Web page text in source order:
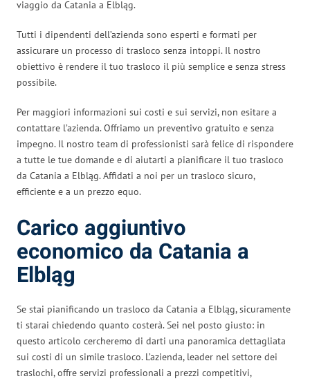
viaggio da Catania a Elbląg.
Tutti i dipendenti dell’azienda sono esperti e formati per
assicurare un processo di trasloco senza intoppi. Il nostro
obiettivo è rendere il tuo trasloco il più semplice e senza stress
possibile.
Per maggiori informazioni sui costi e sui servizi, non esitare a
contattare l’azienda. Offriamo un preventivo gratuito e senza
impegno. Il nostro team di professionisti sarà felice di rispondere
a tutte le tue domande e di aiutarti a pianificare il tuo trasloco
da Catania a Elbląg. Affidati a noi per un trasloco sicuro,
efficiente e a un prezzo equo.
Carico aggiuntivo
economico da Catania a
Elbląg
Se stai pianificando un trasloco da Catania a Elbląg, sicuramente
ti starai chiedendo quanto costerà. Sei nel posto giusto: in
questo articolo cercheremo di darti una panoramica dettagliata
sui costi di un simile trasloco. L’azienda, leader nel settore dei
traslochi, offre servizi professionali a prezzi competitivi,